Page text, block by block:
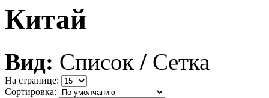
Китай
Вид: Список / Сетка
На странице:
Сортировка: